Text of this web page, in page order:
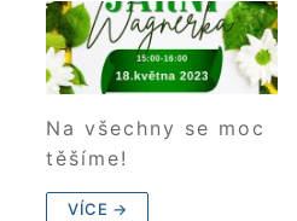
Na všechny se moc
těšíme!
VÍCE →